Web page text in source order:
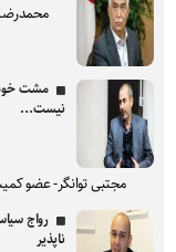
مشت
نیست...
مجتبی توانگر- عضو
رواج
ناپذیر